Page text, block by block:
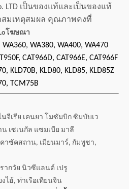
LTD เป็นของแท้และเป็นของแท้
มเหตุสมผล คุณภาพคงที่
โฆษณา
WA380, WA400, WA470
CAT966D, CAT966E, CAT966F
KLD70B, KLD80, KLD85, KLD85Z
TCM75B
จีเรีย เคนยา โมซัมบิก ซิมบับเว
น เซเนกัล แซมเบีย มาลี
าซัคสถาน, เมียนมาร์, กัมพูชา,
รากวัย นิวซีแลนด์ เปรู
ไฮ้, ท่าเรือเทียนจิน